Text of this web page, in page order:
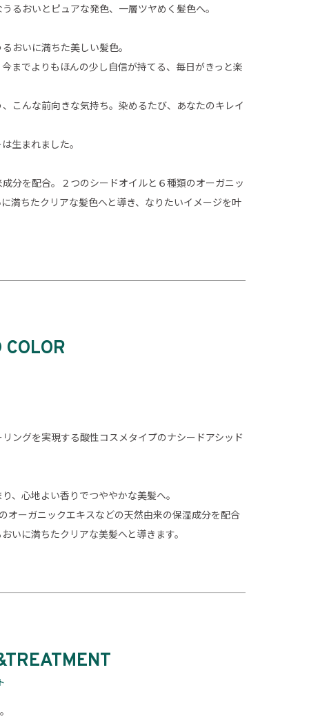
るおいとピュアな発色、一層ツヤめく髪色へ。
おいに満ちた美しい髪色。
までよりもほんの少し自信が持てる、毎日がきっと楽
こんな前向きな気持ち。染めるたび、あなたのキレイ
生まれました。
分を配合。２つのシードオイルと６種類のオーガニッ
満ちたクリアな髪色へと導き、なりたいイメージを叶
COLOR
ングを実現する酸性コスメタイプのナシードアシッド
、心地よい香りでつややかな美髪へ。
オーガニックエキスなどの天然由来の保湿成分を配合
いに満ちたクリアな美髪へと導きます。